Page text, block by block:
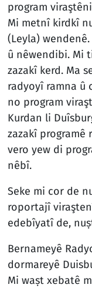
program
Mi metnî kirdkî
(Leyla)
û nêwendibi. Mi
zazakî kerd. Ma
radyoyî ramna û
no program
Kurdan li
zazakî programê
vero yew di
nêbî.
Seke mi cor de
roportajî
edebîyatî de,
Bernameyê
dormareyê
Mi waṣt xebatê